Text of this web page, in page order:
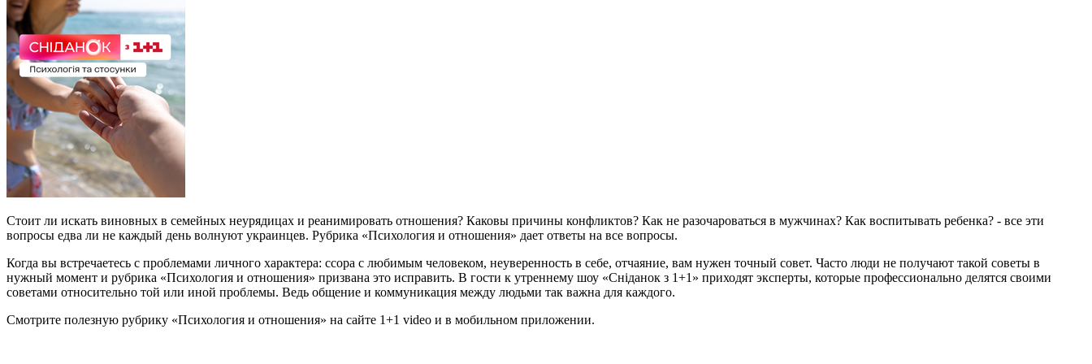
Стоит ли искать виновных в семейных неурядицах и реанимировать отношения? Каковы причины конфликтов? Как не разочароваться в мужчинах? Как воспитывать ребенка? - все эти
вопросы едва ли не каждый день волнуют украинцев. Рубрика «Психология и отношения» дает ответы на все вопросы.
Когда вы встречаетесь с проблемами личного характера: ссора с любимым человеком, неуверенность в себе, отчаяние, вам нужен точный совет. Часто люди не получают такой советы в
нужный момент и рубрика «Психология и отношения» призвана это исправить. В гости к утреннему шоу «Сніданок з 1+1» приходят эксперты, которые профессионально делятся своими
советами относительно той или иной проблемы. Ведь общение и коммуникация между людьми так важна для каждого.
Смотрите полезную рубрику «Психология и отношения» на сайте 1+1 video и в мобильном приложении.